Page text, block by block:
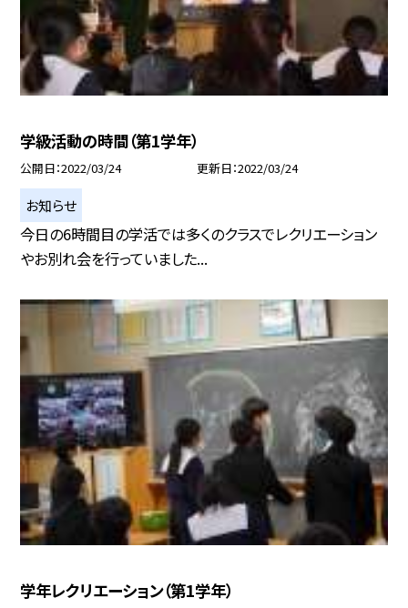
学級活動の時間（第1学年）
公開日 2022/03/24 更新日 2022/03/24
お知らせ
今日の6時間目の学活では多くのクラスでレクリエーション
やお別れ会を行っていました...
学年レクリエーション（第1学年）